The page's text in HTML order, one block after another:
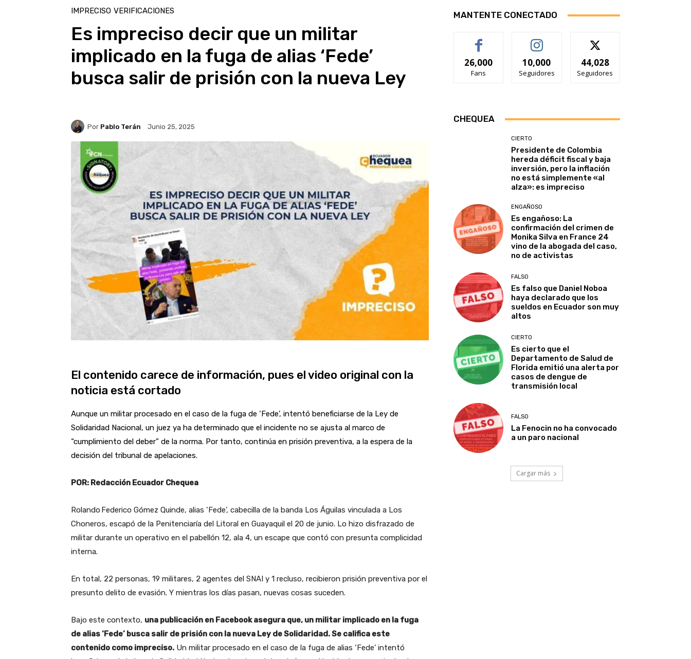
IMPRECISO VERIFICACIONES
Es impreciso decir que un militar
implicado en la fuga de alias ‘Fede’
busca salir de prisión con la nueva Ley
Por Pablo Terán Junio 25, 2025
El contenido carece de información, pues el video original con la
noticia está cortado
Aunque un militar procesado en el caso de la fuga de ‘Fede’, intentó beneficiarse de la Ley de
Solidaridad Nacional, un juez ya ha determinado que el incidente no se ajusta al marco de
“cumplimiento del deber” de la norma. Por tanto, continúa en prisión preventiva, a la espera de la
decisión del tribunal de apelaciones.
POR: Redacción Ecuador Chequea
Rolando Federico Gómez Quinde, alias ‘Fede’, cabecilla de la banda Los Águilas vinculada a Los
Choneros, escapó de la Penitenciaría del Litoral en Guayaquil el 20 de junio. Lo hizo disfrazado de
militar durante un operativo en el pabellón 12, ala 4, un escape que contó con presunta complicidad
interna.
En total, 22 personas, 19 militares, 2 agentes del SNAI y 1 recluso, recibieron prisión preventiva por el
presunto delito de evasión. Y mientras los días pasan, nuevas cosas suceden.
Bajo este contexto, una publicación en Facebook asegura que, un militar implicado en la fuga
de alias ‘Fede’ busca salir de prisión con la nueva Ley de Solidaridad. Se califica este
contenido como impreciso. Un militar procesado en el caso de la fuga de alias ‘Fede’ intentó
MANTENTE CONECTADO
26,000
Fans
10,000
Seguidores
44,028
Seguidores
CHEQUEA
CIERTO
Presidente de Colombia
hereda déficit fiscal y baja
inversión, pero la inflación
no está simplemente «al
alza»: es impreciso
ENGAÑOSO
Es engañoso: La
confirmación del crimen de
Monika Silva en France 24
vino de la abogada del caso,
no de activistas
FALSO
Es falso que Daniel Noboa
haya declarado que los
sueldos en Ecuador son muy
altos
CIERTO
Es cierto que el
Departamento de Salud de
Florida emitió una alerta por
casos de dengue de
transmisión local
FALSO
La Fenocin no ha convocado
a un paro nacional
Cargar más